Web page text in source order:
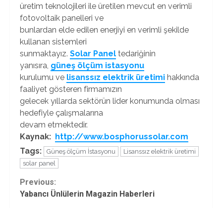
üretim teknolojileri ile üretilen mevcut en verimli
fotovoltaik panelleri ve
bunlardan elde edilen enerjiyi en verimli şekilde
kullanan sistemleri
sunmaktayız. Solar Panel tedariğinin
yanısıra, güneş ölçüm istasyonu
kurulumu ve lisanssız elektrik üretimi hakkında
faaliyet gösteren firmamızın
gelecek yıllarda sektörün lider konumunda olması
hedefiyle çalışmalarına
devam etmektedir.
Kaynak: http://www.bosphorussolar.com
Tags:
Güneş ölçüm İstasyonu
Lisanssız elektrik üretimi
solar panel
Continue
Previous:
Yabancı Ünlülerin Magazin Haberleri